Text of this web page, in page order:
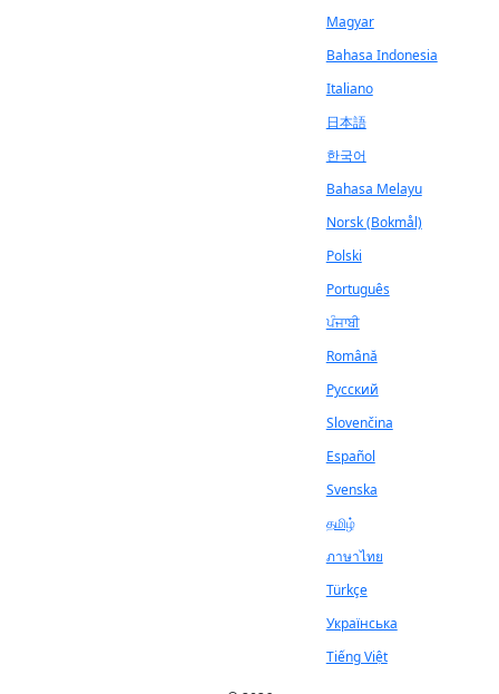
Magyar
Bahasa Indonesia
Italiano
日本語
한국어
Bahasa Melayu
Norsk (Bokmål)
Polski
Português
ਪੰਜਾਬੀ
Română
Русский
Slovenčina
Español
Svenska
தமிழ்
ภาษาไทย
Türkçe
Українська
Tiếng Việt